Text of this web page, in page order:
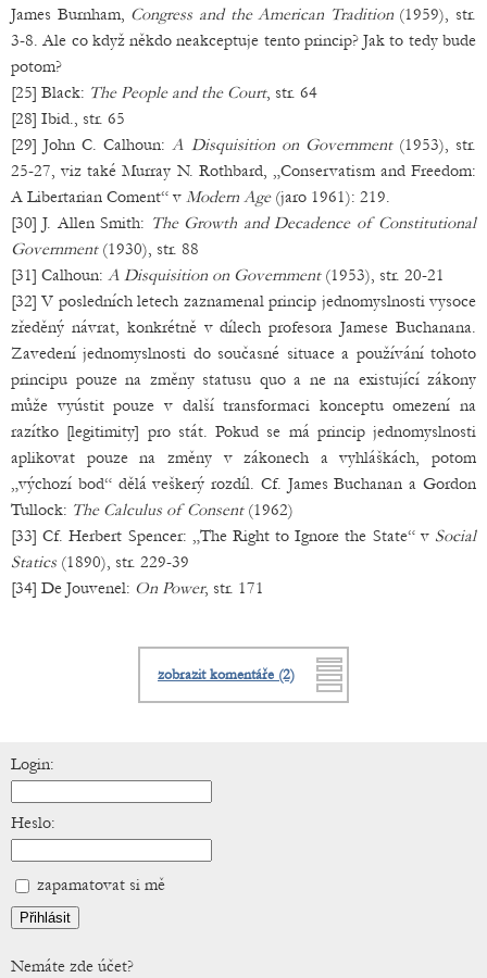
James Burnham, Congress and the American Tradition(1959), str.
3-8. Ale co když někdo neakceptuje tento princip? Jak to tedy bude
potom?
[25] Black: The People and the Court, str. 64
[28] Ibid., str. 65
[29] John C. Calhoun:A Disquisition on Government(1953), str.
25-27, viz také Murray N. Rothbard, „Conservatism and Freedom:
A Libertarian Coment“ v Modern Age(jaro 1961): 219.
[30] J. Allen Smith: The Growth and Decadence of Constitutional
Government(1930), str. 88
[31] Calhoun: A Disquisition on Government(1953), str. 20-21
[32] V posledních letech zaznamenal princip jednomyslnosti vysoce
zředěný návrat, konkrétně v dílech profesora Jamese Buchanana.
Zavedení jednomyslnosti do současné situace a používání tohoto
principu pouze na změny statusu quo a ne na existující zákony
může vyústit pouze v další transformaci konceptu omezení na
razítko [legitimity] pro stát. Pokud se má princip jednomyslnosti
aplikovat pouze na změny v zákonech a vyhláškách, potom
„výchozí bod“ dělá veškerý rozdíl. Cf. James Buchanan a Gordon
Tullock: The Calculus of Consent(1962)
[33] Cf. Herbert Spencer: „The Right to Ignore the State“ v Social
Statics (1890), str. 229-39
[34] De Jouvenel: On Power, str. 171
zobrazit komentáře (2)
Login:
Heslo:
zapamatovat si mě
Nemáte zde účet?